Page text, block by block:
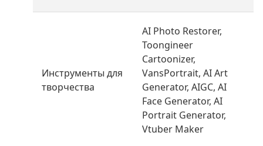
Инструменты для
творчества
AI Photo Restorer,
Toongineer
Cartoonizer,
VansPortrait, AI Art
Generator, AIGC, AI
Face Generator, AI
Portrait Generator,
Vtuber Maker